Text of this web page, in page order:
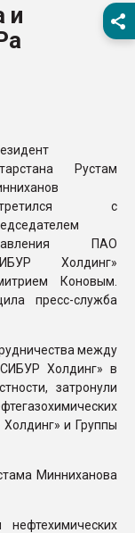
28.07.2026
ситуацией на
и
Рустам
с
ПАО
Холдинг»
Коновым.
пресс-служба
между
Холдинг» в
затронули
и Группы
Минниханова